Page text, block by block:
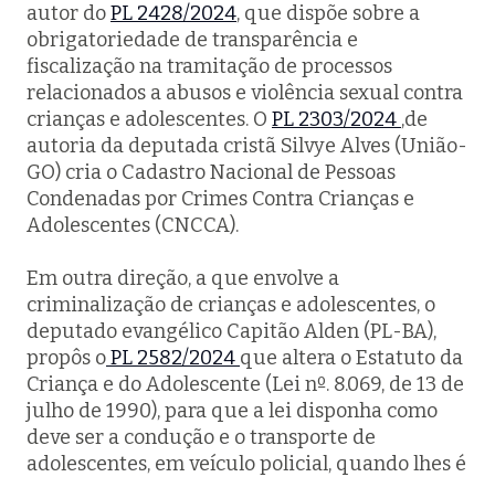
autor doPL 2428/2024, que dispõe sobre a
obrigatoriedade de transparência e
fiscalização na tramitação de processos
relacionados a abusos e violência sexual contra
crianças e adolescentes. O PL 2303/2024 ,de
autoria da deputada cristã Silvye Alves (União-
GO) cria o Cadastro Nacional de Pessoas
Condenadas por Crimes Contra Crianças e
Adolescentes (CNCCA).
Em outra direção, a que envolve a
criminalização de crianças e adolescentes, o
deputado evangélico Capitão Alden (PL-BA),
propôs oPL 2582/2024 que altera o Estatuto da
Criança e do Adolescente (Lei nº. 8.069, de 13 de
julho de 1990), para que a lei disponha como
deve ser a condução e o transporte de
adolescentes, em veículo policial, quando lhes é